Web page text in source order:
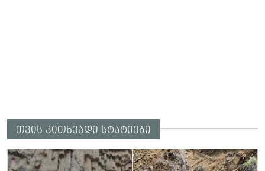
თვის კითხვადი სტატიები